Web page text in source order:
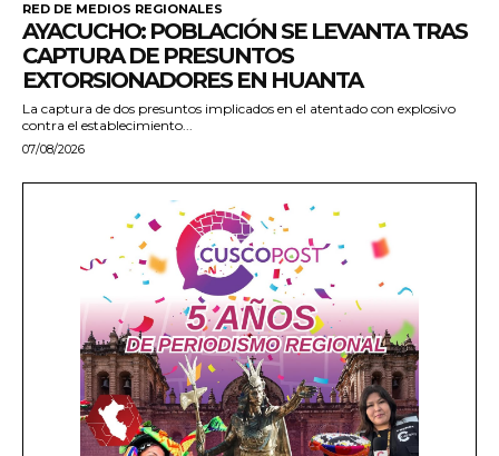
RED DE MEDIOS REGIONALES
AYACUCHO: POBLACIÓN SE LEVANTA TRAS
CAPTURA DE PRESUNTOS
EXTORSIONADORES EN HUANTA
La captura de dos presuntos implicados en el atentado con explosivo
contra el establecimiento...
07/08/2026